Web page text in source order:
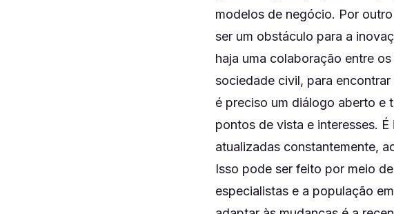
modelos de negócio. Por
ser um obstáculo para a
haja uma colaboração entre
sociedade civil, para
é preciso um diálogo aberto e
pontos de vista e interesses.
atualizadas constantemente,
Isso pode ser feito por meio
especialistas e a população